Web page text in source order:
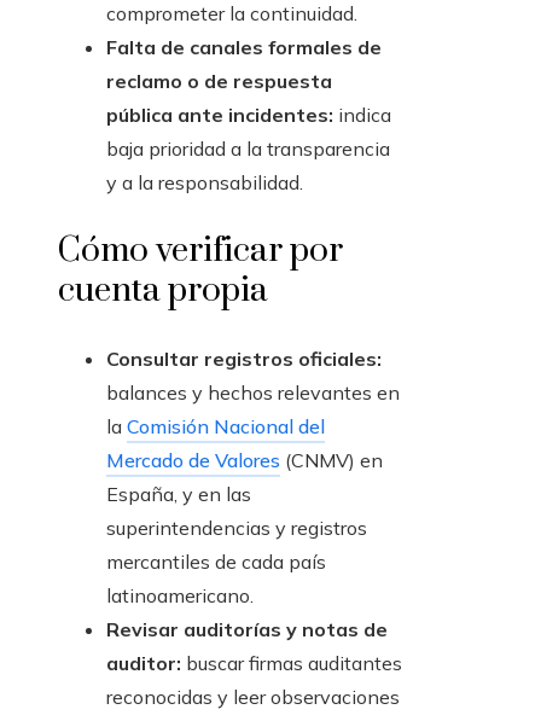
comprometer la continuidad.
Falta de canales formales de
reclamo o de respuesta
pública ante incidentes: indica
baja prioridad a la transparencia
y a la responsabilidad.
Cómo verificar por
cuenta propia
Consultar registros oficiales:
balances y hechos relevantes en
la Comisión Nacional del
Mercado de Valores (CNMV) en
España, y en las
superintendencias y registros
mercantiles de cada país
latinoamericano.
Revisar auditorías y notas de
auditor: buscar firmas auditantes
reconocidas y leer observaciones